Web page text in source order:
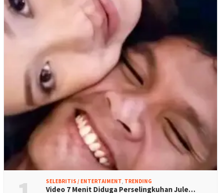
SELEBRITIS / ENTERTAIMENT, TRENDING
Video 7 Menit Diduga Perselingkuhan Jule…